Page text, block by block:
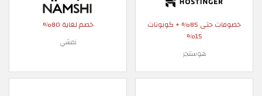
خصومات حتى 85% + كوبونات
15%
هوستنجر
خصم لغاية 80%
نمشي